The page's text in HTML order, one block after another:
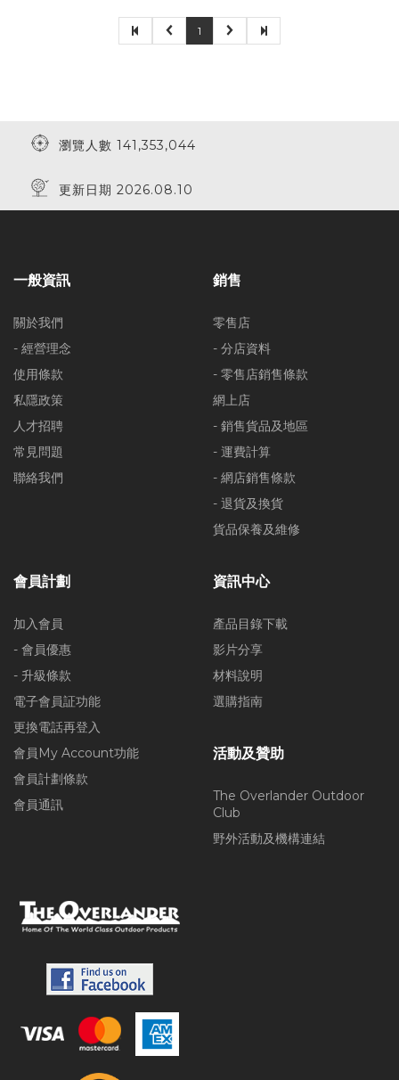
1
瀏覽人數 141,353,044
更新日期 2026.08.10
一般資訊
關於我們
- 經營理念
使用條款
私隱政策
人才招聘
常見問題
聯絡我們
銷售
零售店
- 分店資料
- 零售店銷售條款
網上店
- 銷售貨品及地區
- 運費計算
- 網店銷售條款
- 退貨及換貨
貨品保養及維修
會員計劃
加入會員
- 會員優惠
- 升級條款
電子會員証功能
更換電話再登入
會員My Account功能
會員計劃條款
會員通訊
資訊中心
產品目錄下載
影片分享
材料說明
選購指南
活動及贊助
The Overlander Outdoor
Club
野外活動及機構連結